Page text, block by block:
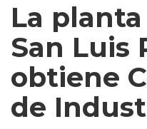
La
San Luis
obtiene
de